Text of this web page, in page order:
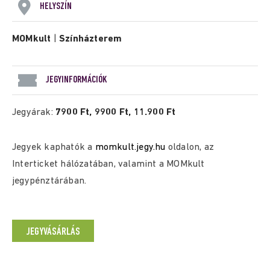
HELYSZÍN
MOMkult |Színházterem
JEGYINFORMÁCIÓK
Jegyárak: 7900 Ft, 9900 Ft, 11.900 Ft
Jegyek kaphatók a momkult.jegy.hu oldalon, az
Interticket hálózatában, valamint a MOMkult
jegypénztárában.
JEGYVÁSÁRLÁS